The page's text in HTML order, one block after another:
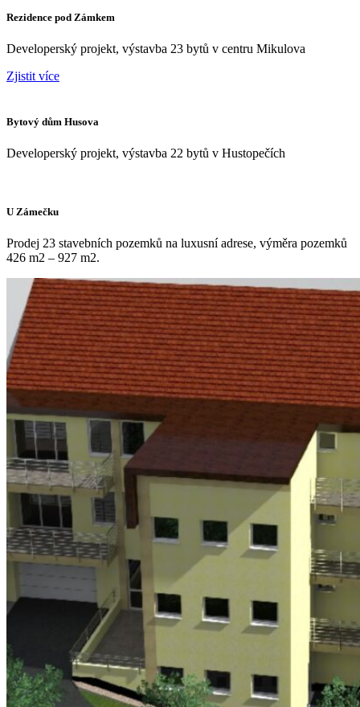
Rezidence pod Zámkem
Developerský projekt, výstavba 23 bytů v centru Mikulova
Zjistit více
Bytový dům Husova
Developerský projekt, výstavba 22 bytů v Hustopečích
U Zámečku
Prodej 23 stavebních pozemků na luxusní adrese, výměra pozemků
426 m2 – 927 m2.